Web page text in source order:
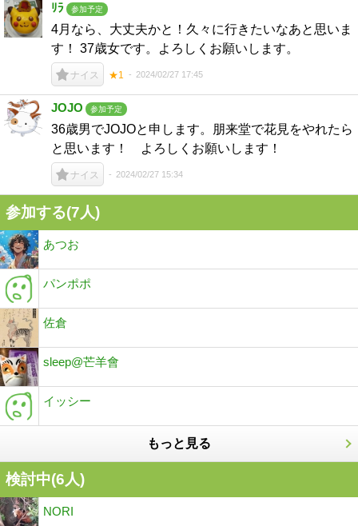
ﾘﾗ 参加予定
4月なら、大丈夫かと！久々に行きたいなあと思いま
す！ 37歳女です。よろしくお願いします。
ナイス ★1 2024/02/27 17:45
JOJO 参加予定
36歳男でJOJOと申します。朋来堂で花見をやれたら
と思います！ よろしくお願いします！
ナイス 2024/02/27 15:34
参加する(7人)
あつお
パンポポ
佐倉
sleep@芒羊會
イッシー
もっと見る
検討中(6人)
NORI